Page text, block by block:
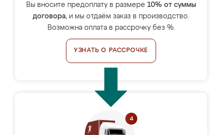
Вы вносите предоплату в размере 10% от суммы
договора, и мы отдаём заказ в производство.
Возможна оплата в рассрочку без %.
УЗНАТЬ О РАССРОЧКЕ